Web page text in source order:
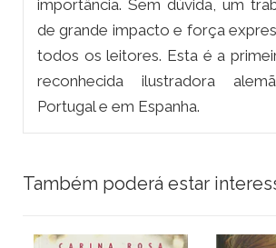
importância. Sem dúvida, um
de grande impacto e força
todos os leitores. Esta é a
reconhecida ilustradora
Portugal e em Espanha.
Também poderá estar